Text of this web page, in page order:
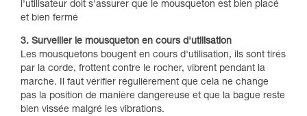
l'utilisateur doit s'assurer que le mousqueton est bien placé
et bien fermé
3. Surveiller le mousqueton en cours d'utilisation
Les mousquetons bougent en cours d'utilisation, ils sont tirés
par la corde, frottent contre le rocher, vibrent pendant la
marche. Il faut vérifier régulièrement que cela ne change
pas la position de manière dangereuse et que la bague reste
bien vissée malgré les vibrations.